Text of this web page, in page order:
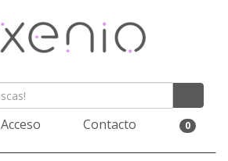
Acceso Contacto 0